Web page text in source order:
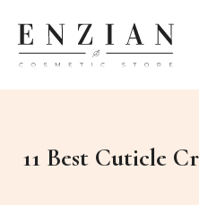
11 Best Cuticle